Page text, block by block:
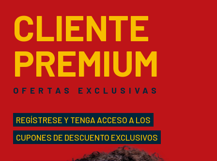
CLIENTE
PREMIUM
OFERTAS EXCLUSIVAS
REGÍSTRESE Y TENGA ACCESO A LOS
CUPONES DE DESCUENTO EXCLUSIVOS